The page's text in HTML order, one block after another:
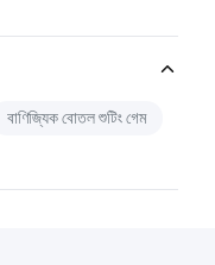
বাণিজ্যিক বোতল শুটিং গেম